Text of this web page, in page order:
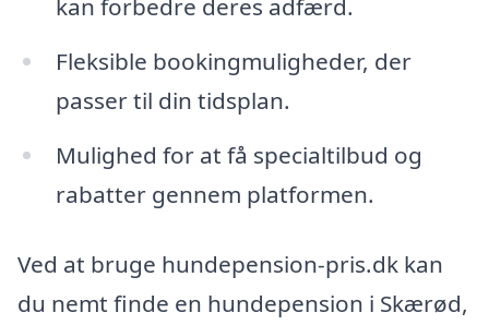
kan forbedre deres adfærd.
Fleksible bookingmuligheder, der
passer til din tidsplan.
Mulighed for at få specialtilbud og
rabatter gennem platformen.
Ved at bruge hundepension-pris.dk kan
du nemt finde en hundepension i Skærød,